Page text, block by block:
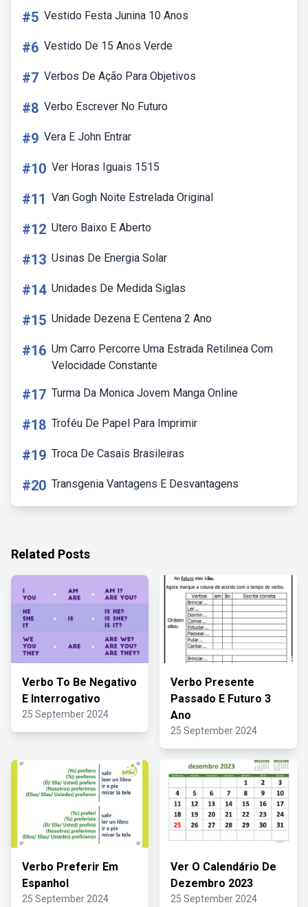
#5 Vestido Festa Junina 10 Anos
#6 Vestido De 15 Anos Verde
#7 Verbos De Ação Para Objetivos
#8 Verbo Escrever No Futuro
#9 Vera E John Entrar
#10 Ver Horas Iguais 1515
#11 Van Gogh Noite Estrelada Original
#12 Utero Baixo E Aberto
#13 Usinas De Energia Solar
#14 Unidades De Medida Siglas
#15 Unidade Dezena E Centena 2 Ano
#16 Um Carro Percorre Uma Estrada Retilinea Com
Velocidade Constante
#17 Turma Da Monica Jovem Manga Online
#18 Troféu De Papel Para Imprimir
#19 Troca De Casais Brasileiras
#20 Transgenia Vantagens E Desvantagens
Related Posts
Verbo To Be Negativo
E Interrogativo
25 September 2024
Verbo Presente
Passado E Futuro 3
Ano
25 September 2024
Verbo Preferir Em
Espanhol
25 September 2024
Ver O Calendário De
Dezembro 2023
25 September 2024